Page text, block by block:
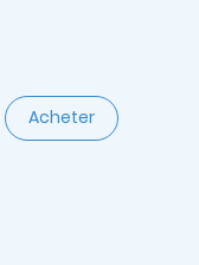
Acheter